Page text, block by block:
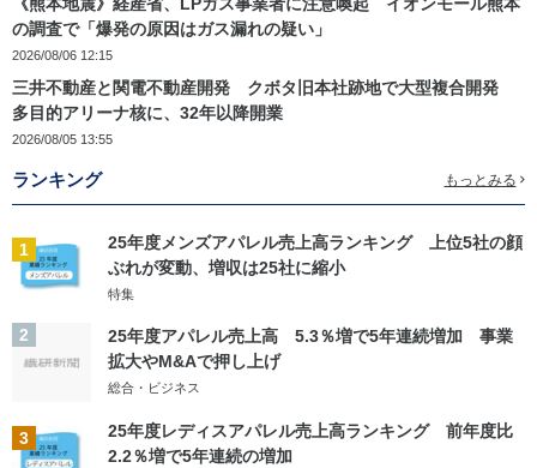
《熊本地震》経産省、LPガス事業者に注意喚起 イオンモール熊本
の調査で「爆発の原因はガス漏れの疑い」
2026/08/06 12:15
三井不動産と関電不動産開発 クボタ旧本社跡地で大型複合開発
多目的アリーナ核に、32年以降開業
2026/08/05 13:55
ランキング もっとみる
1
25年度メンズアパレル売上高ランキング 上位5社の顔
ぶれが変動、増収は25社に縮小
特集
2
25年度アパレル売上高 5.3％増で5年連続増加 事業
拡大やM&Aで押し上げ
総合・ビジネス
3
25年度レディスアパレル売上高ランキング 前年度比
2.2％増で5年連続の増加